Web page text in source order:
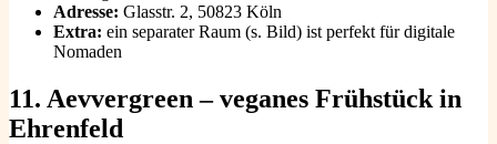
Adresse: Glasstr. 2, 50823 Köln
Extra: ein separater Raum (s. Bild) ist perfekt für digitale
Nomaden
11. Aevvergreen – veganes Frühstück in
Ehrenfeld